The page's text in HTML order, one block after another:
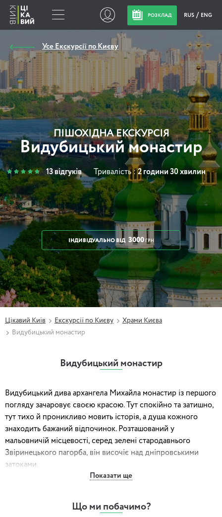
РОЗКЛАД RUS ENG
Усе Екскурсії по Києву
ПІШОХІДНА ЕКСКУРСІЯ
Видубицький монастир
13 відгуків Тривалість :2 години 30 хвилин
ІНДИВІДУАЛЬНОВІД 3000 ГРН
Цікавий Київ Екскурсії по Києву
Храми Києва
Видубицький монастир
Видубицький монастир
Видубицький дива архангела Михайла монастир із першого
погляду зачаровує своєю красою. Тут спокійно та затишно,
тут тихо й проникливо мовить історія, а душа кожного
знаходить бажаний відпочинок. Розташований у
мальовничій місцевості, серед зелені стародавнього
Звіринецького пагорба, він височіє над дніпровськими
затоками.
На території чинного монастиря ми розглянемо унікальний
– Георгіївський собор кінця ХVІІ ст. – перлина українського
Показати ще
Що ми побачимо?